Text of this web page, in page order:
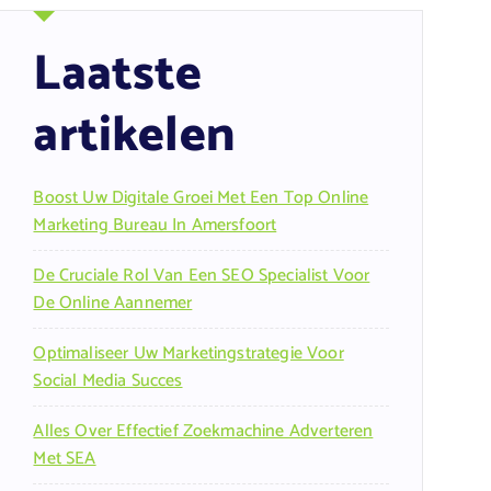
Laatste
artikelen
Boost Uw Digitale Groei Met Een Top Online
Marketing Bureau In Amersfoort
De Cruciale Rol Van Een SEO Specialist Voor
De Online Aannemer
Optimaliseer Uw Marketingstrategie Voor
Social Media Succes
Alles Over Effectief Zoekmachine Adverteren
Met SEA